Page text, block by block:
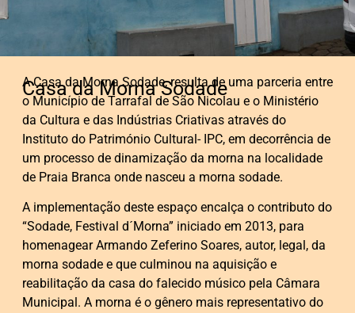
Casa da Morna Sodade
A Casa da Morna Sodade, resulta de uma parceria entre
o Município de Tarrafal de São Nicolau e o Ministério
da Cultura e das Indústrias Criativas através do
Instituto do Património Cultural- IPC, em decorrência de
um processo de dinamização da morna na localidade
de Praia Branca onde nasceu a morna sodade.
A implementação deste espaço encalça o contributo do
“Sodade, Festival d´Morna” iniciado em 2013, para
homenagear Armando Zeferino Soares, autor, legal, da
morna sodade e que culminou na aquisição e
reabilitação da casa do falecido músico pela Câmara
Municipal. A morna é o gênero mais representativo do